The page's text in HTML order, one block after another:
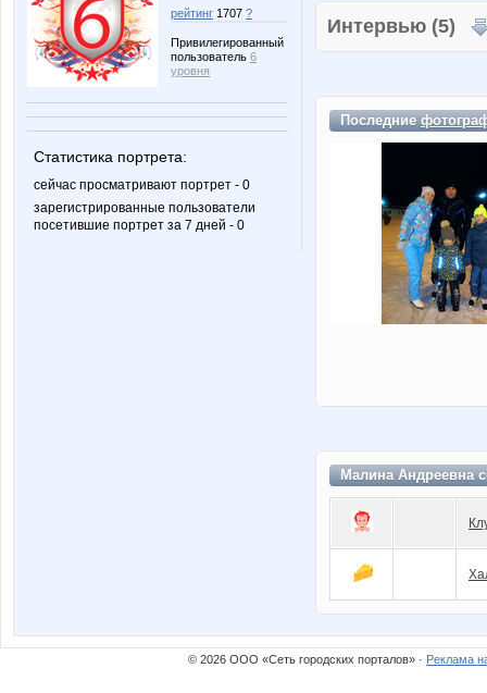
рейтинг 1707 ?
Привилегированный
пользователь 6
уровня
Статистика портрета:
сейчас просматривают портрет - 0
зарегистрированные пользователи
посетившие портрет за 7 дней - 0
Интервью (5)
Последние
Малина Андреевна
© 2026 ООО «Сеть городских порталов» · Реклама